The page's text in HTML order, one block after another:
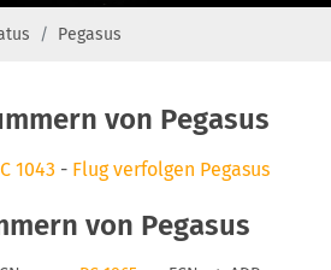
Pegasus
von Pegasus
1043 - Flug verfolgen Pegasus
von Pegasus